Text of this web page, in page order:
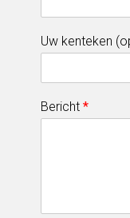
Uw kenteken
Bericht *